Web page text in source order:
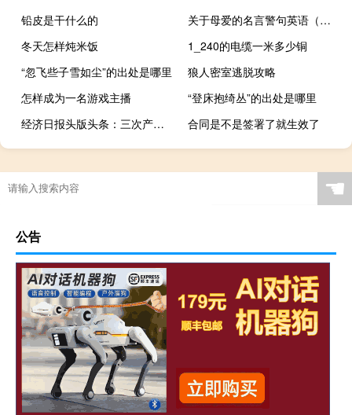
铅皮是干什么的
关于母爱的名言警句英语（关于母爱的名言警句）
冬天怎样炖米饭
1_240的电缆一米多少铜
“忽飞些子雪如尘”的出处是哪里
狼人密室逃脱攻略
怎样成为一名游戏主播
“登床抱绮丛”的出处是哪里
经济日报头版头条：三次产业融合发展过程中切勿割裂对立
合同是不是签署了就生效了
☚
公告